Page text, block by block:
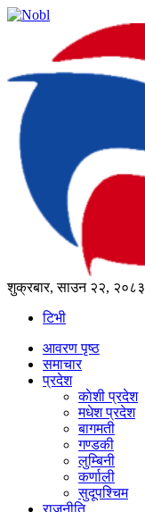
शुक्रबार, साउन २२, २०८३
टिभी
आवरण पृष्‍ठ
समाचार
प्रदेश
काेशी प्रदेश
मधेश प्रदेश
बागमती
गण्डकी
लुम्बिनी
कर्णाली
सुदूपश्‍चिम
राजनीति